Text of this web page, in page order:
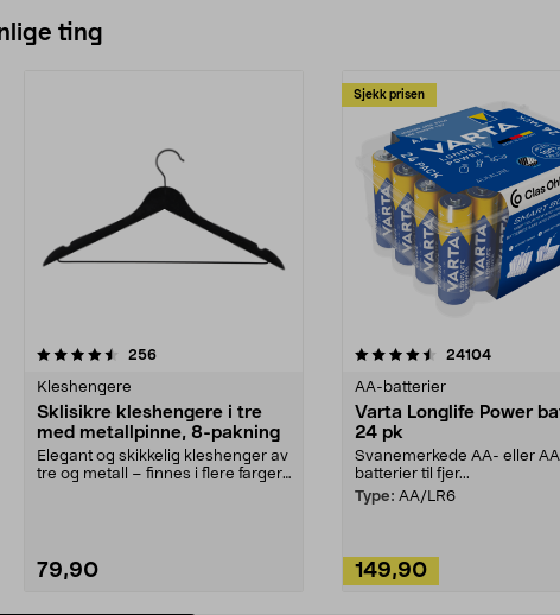
ting
256anmeldelser
Kleshengere
Sklisikre kleshengere i tre
med metallpinne, 8-pakning
Elegant og skikkelig kleshenger av
tre og metall – finnes i flere farger.
79,90
Sjekk prisen
4.5av 5 stjerner 24104
AA-batterier
Varta Longlife Power
24 pk
Svanemerkede AA- eller
batterier til fjer...
Type: AA/LR6
149,90
4.5av 5 stjerner